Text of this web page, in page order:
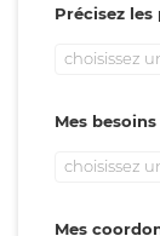
Précisez
choisissez
Mes
choisissez
Mes